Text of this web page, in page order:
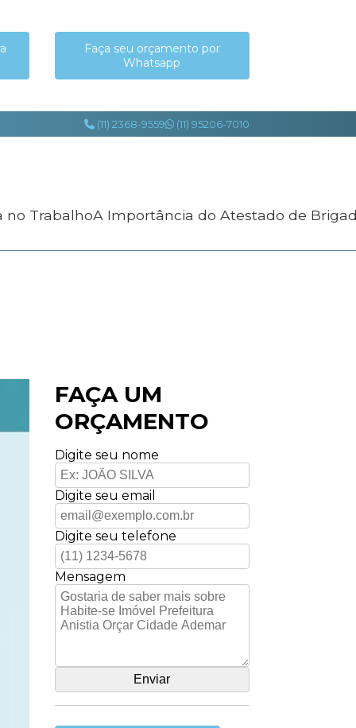
Faça seu orçamento por
Whatsapp
(11) 2368-9559 (11) 95206-7010
no Trabalho
A Importância do Atestado de
FAÇA UM
ORÇAMENTO
Digite seu nome
Digite seu email
Digite seu telefone
Mensagem